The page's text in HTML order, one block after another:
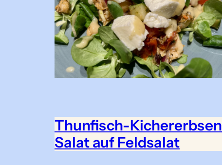
Thunfisch-Kichererbsen
Salat auf Feldsalat